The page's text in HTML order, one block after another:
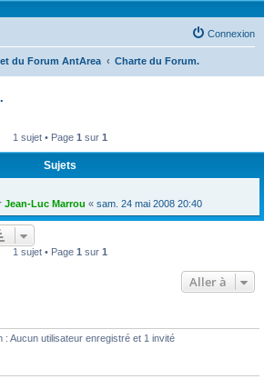
Connexion
du Forum AntArea Charte du Forum.
1 sujet • Page 1 sur 1
Sujets
Jean-Luc Marrou « sam. 24 mai 2008 20:40
1 sujet • Page 1 sur 1
Aller à
Aucun utilisateur enregistré et 1 invité